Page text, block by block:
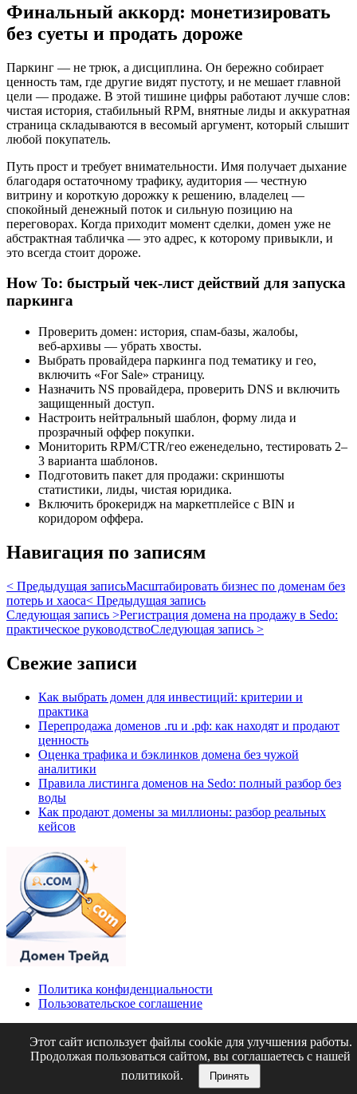
Финальный аккорд: монетизировать
без суеты и продать дороже
Паркинг — не трюк, а дисциплина. Он бережно собирает
ценность там, где другие видят пустоту, и не мешает главной
цели — продаже. В этой тишине цифры работают лучше слов:
чистая история, стабильный RPM, внятные лиды и аккуратная
страница складываются в весомый аргумент, который слышит
любой покупатель.
Путь прост и требует внимательности. Имя получает дыхание
благодаря остаточному трафику, аудитория — честную
витрину и короткую дорожку к решению, владелец —
спокойный денежный поток и сильную позицию на
переговорах. Когда приходит момент сделки, домен уже не
абстрактная табличка — это адрес, к которому привыкли, и
это всегда стоит дороже.
How To: быстрый чек‑лист действий для запуска
паркинга
Проверить домен: история, спам‑базы, жалобы,
веб‑архивы — убрать хвосты.
Выбрать провайдера паркинга под тематику и гео,
включить «For Sale» страницу.
Назначить NS провайдера, проверить DNS и включить
защищенный доступ.
Настроить нейтральный шаблон, форму лида и
прозрачный оффер покупки.
Мониторить RPM/CTR/гео еженедельно, тестировать 2–
3 варианта шаблонов.
Подготовить пакет для продажи: скриншоты
статистики, лиды, чистая юридика.
Включить брокеридж на маркетплейсе с BIN и
коридором оффера.
Навигация по записям
< Предыдущая записьМасштабировать бизнес по доменам без
потерь и хаоса< Предыдущая запись
Следующая запись >Регистрация домена на продажу в Sedo:
практическое руководствоСледующая запись >
Свежие записи
Как выбрать домен для инвестиций: критерии и
практика
Перепродажа доменов .ru и .рф: как находят и продают
ценность
Оценка трафика и бэклинков домена без чужой
аналитики
Правила листинга доменов на Sedo: полный разбор без
воды
Как продают домены за миллионы: разбор реальных
кейсов
Этот сайт использует файлы cookie для улучшения работы.
Продолжая пользоваться сайтом, вы соглашаетесь с нашей
политикой.
Принять
Политика конфиденциальности
Пользовательское соглашение
О нас
Контакты
© 2026 Домен Трейд. Все права защищены.